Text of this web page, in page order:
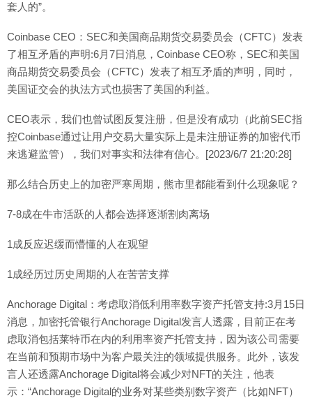
套人的”。
Coinbase CEO：SEC和美国商品期货交易委员会（CFTC）发表
了相互矛盾的声明:6月7日消息，Coinbase CEO称，SEC和美国
商品期货交易委员会（CFTC）发表了相互矛盾的声明，同时，
美国证交会的执法方式也损害了美国的利益。
CEO表示，我们也曾试图反复注册，但是没有成功（此前SEC指
控Coinbase通过让用户交易大量实际上是未注册证券的加密代币
来逃避监管），我们对事实和法律有信心。[2023/6/7 21:20:28]
那么结合历史上的加密严寒周期，熊市里都能看到什么现象呢？
7-8成在牛市活跃的人都会选择逐渐割肉离场
1成反应迟缓而懵懂的人在观望
1成经历过历史周期的人在苦苦支撑
Anchorage Digital：考虑取消低利用率数字资产托管支持:3月15日
消息，加密托管银行Anchorage Digital发言人透露，目前正在考
虑取消包括莱特币在内的利用率资产托管支持，因为该公司需要
在当前和预期市场中为客户最关注的领域提供服务。此外，该发
言人还透露Anchorage Digital将会减少对NFT的关注，他表
示：“Anchorage Digital的业务对某些类别数字资产（比如NFT）